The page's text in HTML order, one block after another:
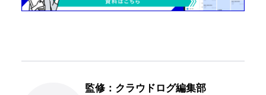
監修：クラウドログ編集部